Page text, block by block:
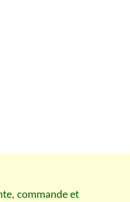
commande et